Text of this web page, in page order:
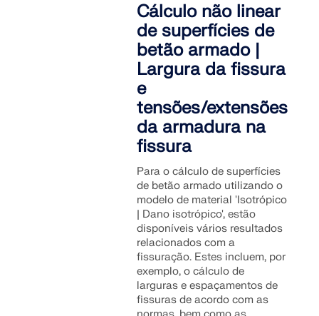
Cálculo não linear
de superfícies de
betão armado |
Largura da fissura
e
tensões/extensões
da armadura na
fissura
Para o cálculo de superfícies
de betão armado utilizando o
modelo de material 'Isotrópico
| Dano isotrópico', estão
disponíveis vários resultados
relacionados com a
fissuração. Estes incluem, por
exemplo, o cálculo de
larguras e espaçamentos de
fissuras de acordo com as